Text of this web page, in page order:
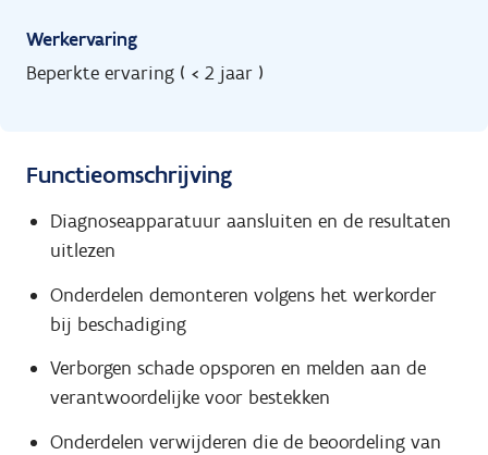
Werkervaring
Beperkte ervaring ( < 2 jaar )
Functieomschrijving
Diagnoseapparatuur aansluiten en de resultaten
uitlezen
Onderdelen demonteren volgens het werkorder
bij beschadiging
Verborgen schade opsporen en melden aan de
verantwoordelijke voor bestekken
Onderdelen verwijderen die de beoordeling van